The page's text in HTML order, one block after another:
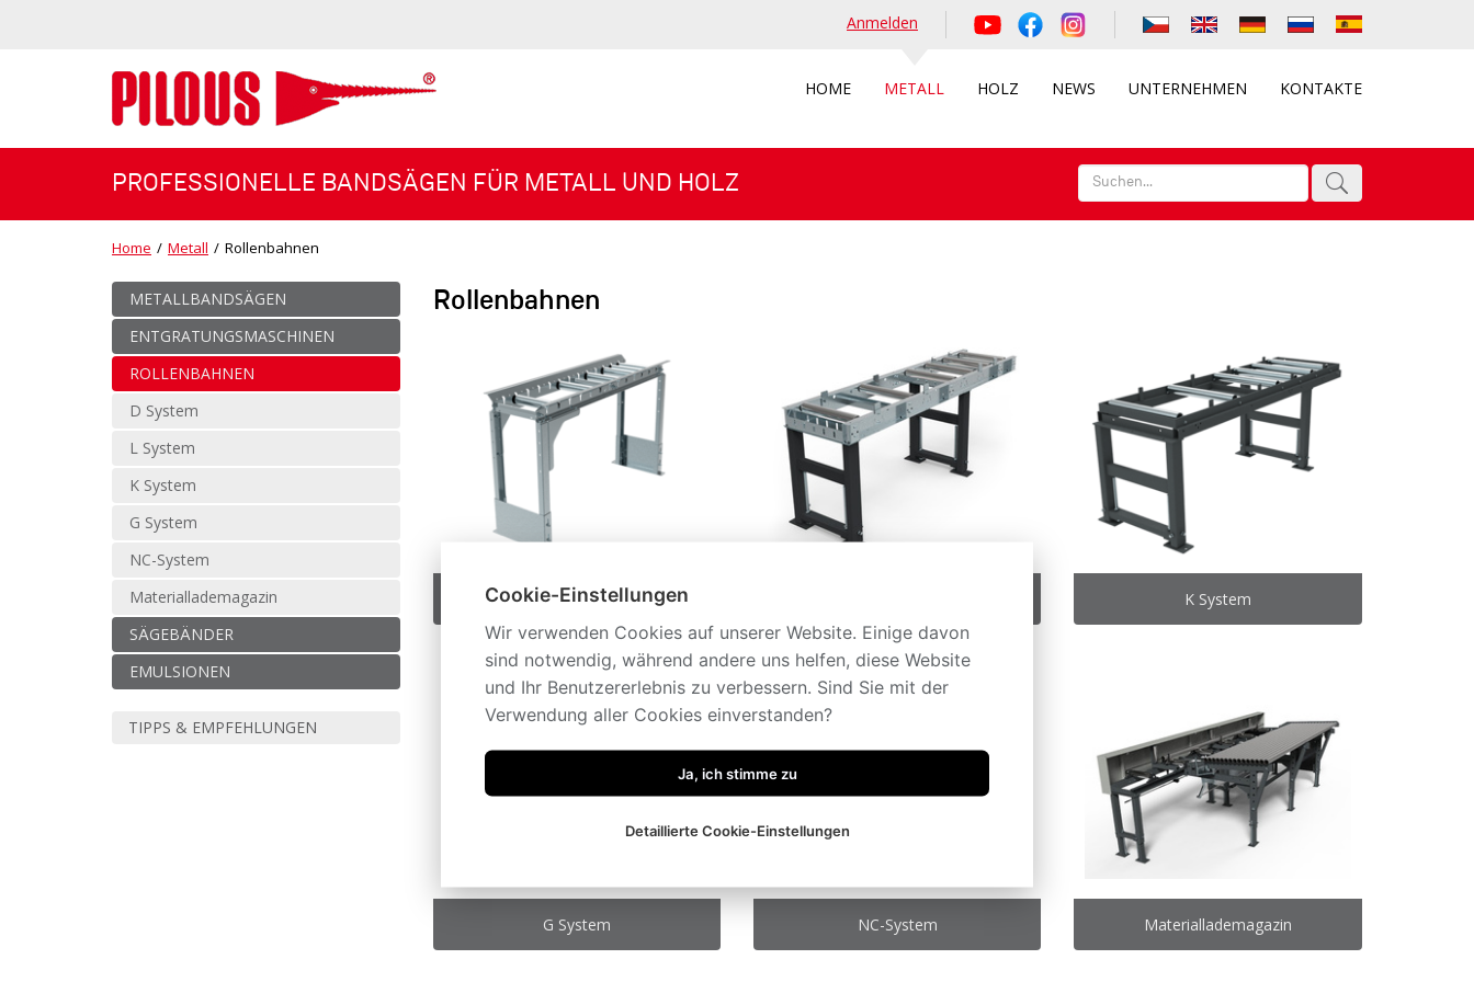
Anmelden
HOME METALL HOLZ NEWS UNTERNEHMEN KONTAKTE
PROFESSIONELLE BANDSÄGEN FÜR METALL UND HOLZ
Home / Metall / Rollenbahnen
METALLBANDSÄGEN
ENTGRATUNGSMASCHINEN
ROLLENBAHNEN
D System
L System
K System
G System
NC-System
Materiallademagazin
SÄGEBÄNDER
EMULSIONEN
TIPPS & EMPFEHLUNGEN
Rollenbahnen
D System K System
G System NC-System Materiallademagazin
Cookie-Einstellungen
Wir verwenden Cookies auf unserer Website. Einige davon
sind notwendig, während andere uns helfen, diese Website
und Ihr Benutzererlebnis zu verbessern. Sind Sie mit der
Verwendung aller Cookies einverstanden?
Ja, ich stimme zu
Detaillierte Cookie-Einstellungen